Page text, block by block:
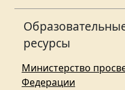
ресурсы
Министерство
Федерации